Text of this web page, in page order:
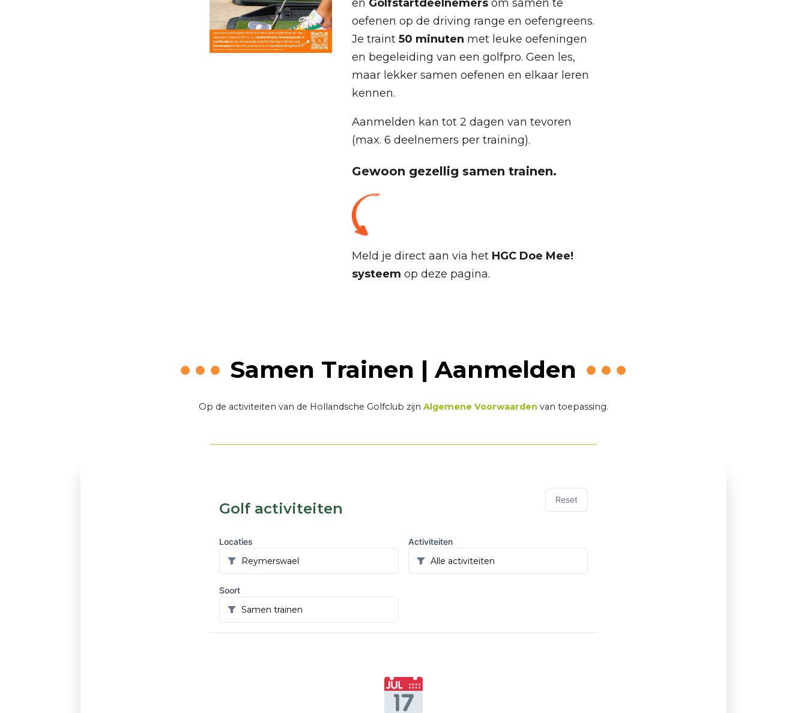
en Golfstartdeelnemers om samen te
oefenen op de driving range en oefengreens.
Je traint 50 minuten met leuke oefeningen
en begeleiding van een golfpro. Geen les,
maar lekker samen oefenen en elkaar leren
kennen.
Aanmelden kan tot 2 dagen van tevoren
(max. 6 deelnemers per training).
Gewoon gezellig samen trainen.
Meld je direct aan via het HGC Doe Mee!
systeem op deze pagina.
Samen Trainen | Aanmelden
Op de activiteiten van de Hollandsche Golfclub zijn Algemene Voorwaarden van toepassing.
Golf activiteiten
Reset
Locaties Activiteiten
Soort